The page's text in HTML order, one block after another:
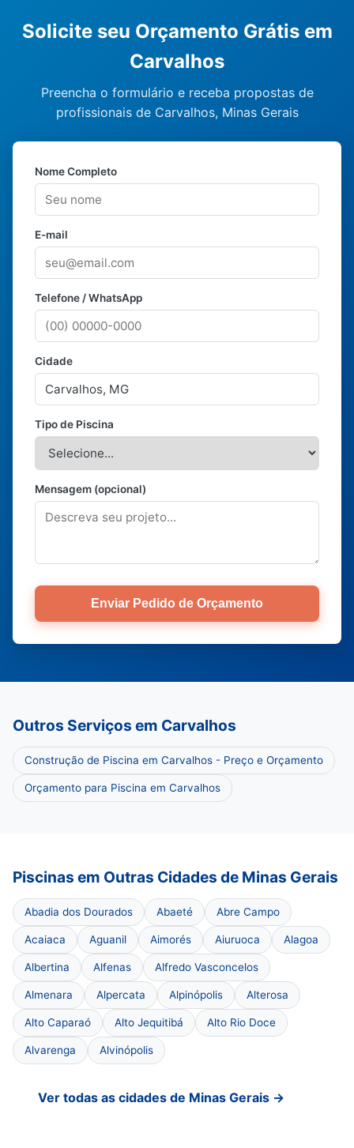
Solicite seu Orçamento Grátis em
Carvalhos
Preencha o formulário e receba propostas de
profissionais de Carvalhos, Minas Gerais
Nome Completo
E-mail
Telefone / WhatsApp
Cidade
Tipo de Piscina
Mensagem (opcional)
Enviar Pedido de Orçamento
Outros Serviços em Carvalhos
Construção de Piscina em Carvalhos - Preço e Orçamento
Orçamento para Piscina em Carvalhos
Piscinas em Outras Cidades de Minas Gerais
Abadia dos Dourados Abaeté Abre Campo
Acaiaca Aguanil Aimorés Aiuruoca Alagoa
Albertina Alfenas Alfredo Vasconcelos
Almenara Alpercata Alpinópolis Alterosa
Alto Caparaó Alto Jequitibá Alto Rio Doce
Alvarenga Alvinópolis
Ver todas as cidades de Minas Gerais →